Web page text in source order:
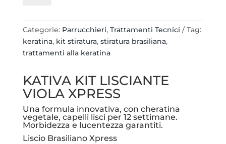
XPRESS
KERATIN
12
quantità
Categorie: Parrucchieri, Trattamenti Tecnici
Tag:
keratina, kit stiratura, stiratura brasiliana,
trattamenti alla keratina
KATIVA KIT LISCIANTE
VIOLA XPRESS
Una formula innovativa, con cheratina
vegetale, capelli lisci per 12 settimane.
Morbidezza e lucentezza garantiti.
Liscio Brasiliano Xpress